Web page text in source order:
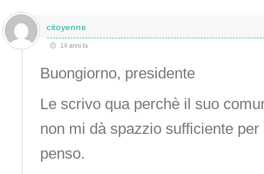
citoyenne
14 anni fa
Buongiorno, presidente
Le scrivo qua perchè il suo
non mi dà spazzio sufficiente
penso.